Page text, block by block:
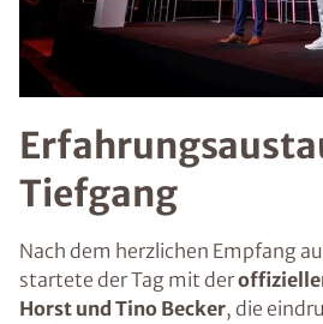
Tiefgang
Nach dem herzlichen Empfang
startete der Tag mit der
Horst und Tino Becker, die